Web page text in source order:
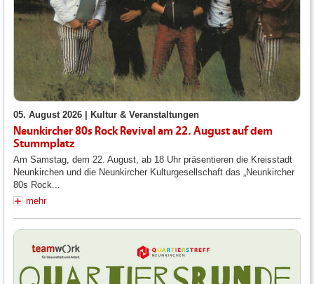
05. August 2026 | Kultur & Veranstaltungen
Neunkircher 80s Rock Revival am 22. August auf dem
Stummplatz
Am Samstag, dem 22. August, ab 18 Uhr präsentieren die Kreisstadt
Neunkirchen und die Neunkircher Kulturgesellschaft das „Neunkircher
80s Rock...
mehr